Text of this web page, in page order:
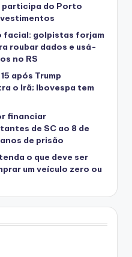
participa do Porto
facial: golpistas forjam
roubar dados e usá-
no RS
após Trump
o Irã; Ibovespa tem
financiar
de SC ao 8 de
de prisão
o que deve ser
um veículo zero ou